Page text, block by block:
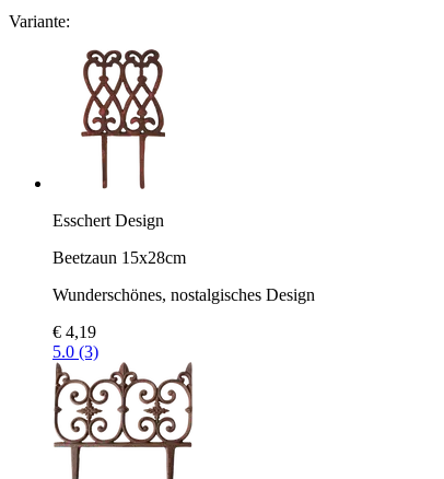
Variante:
Esschert Design
Beetzaun 15x28cm
Wunderschönes, nostalgisches Design
€ 4,19
5.0 (3)